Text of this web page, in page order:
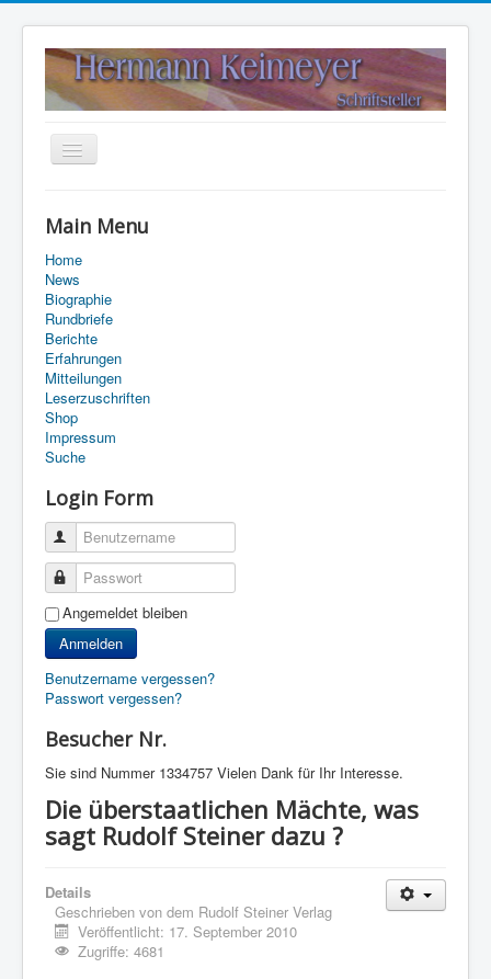
Navigation
Suche
Main Menu
Home
News
Biographie
Rundbriefe
Berichte
Erfahrungen
Mitteilungen
Leserzuschriften
Shop
Impressum
Suche
Login Form
Benutzername
Passwort
Angemeldet bleiben
Anmelden
Benutzername vergessen?
Passwort vergessen?
Besucher Nr.
Sie sind Nummer 1334757 Vielen Dank für Ihr Interesse.
Die überstaatlichen Mächte, was
sagt Rudolf Steiner dazu ?
Details
Geschrieben von dem Rudolf Steiner Verlag
Veröffentlicht: 17. September 2010
Zugriffe: 4681